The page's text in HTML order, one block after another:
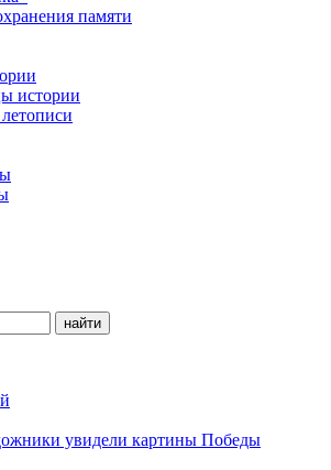
памяти
истории
увидели картины Победы